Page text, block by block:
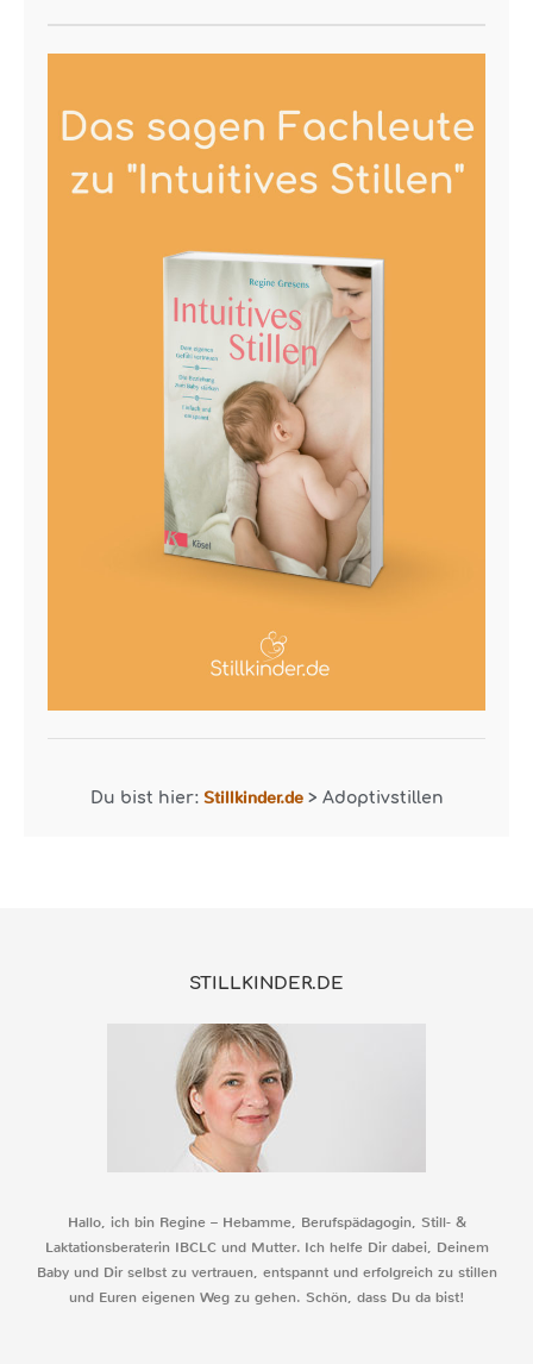
Du bist hier: Stillkinder.de> Adoptivstillen
STILLKINDER.DE
Hallo, ich bin Regine – Hebamme, Berufspädagogin, Still- &
Laktationsberaterin IBCLC und Mutter. Ich helfe Dir dabei, Deinem
Baby und Dir selbst zu vertrauen, entspannt und erfolgreich zu stillen
und Euren eigenen Weg zu gehen. Schön, dass Du da bist!